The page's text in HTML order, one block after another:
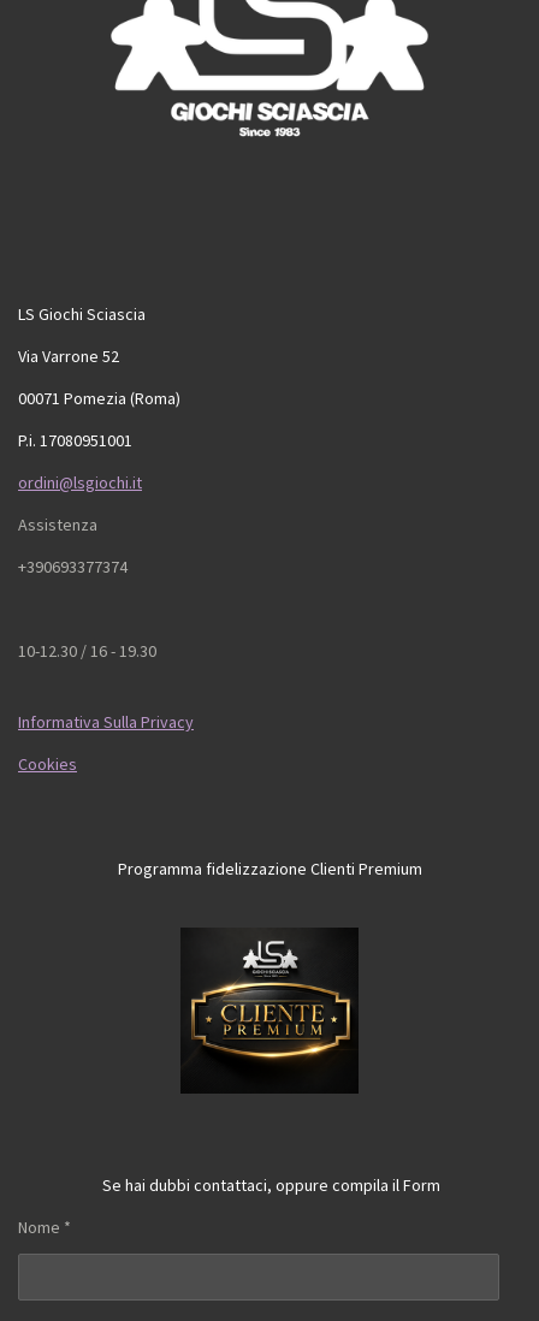
LS Giochi Sciascia
Via Varrone 52
00071 Pomezia (Roma)
P.i. 17080951001
ordini@lsgiochi.it
Assistenza
+390693377374
10-12.30 / 16 - 19.30
Informativa Sulla Privacy
Cookies
Programma fidelizzazione Clienti Premium
Se hai dubbi contattaci, oppure compila il Form
Nome *